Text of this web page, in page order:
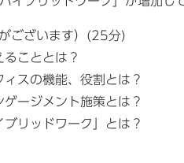
ございます）(25分)
こととは？
スの機能、役割とは？
ージメント施策とは？
リッドワーク」とは？